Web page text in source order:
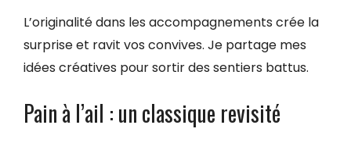
L’originalité dans les accompagnements crée la
surprise et ravit vos convives. Je partage mes
idées créatives pour sortir des sentiers battus.
Pain à l’ail : un classique revisité